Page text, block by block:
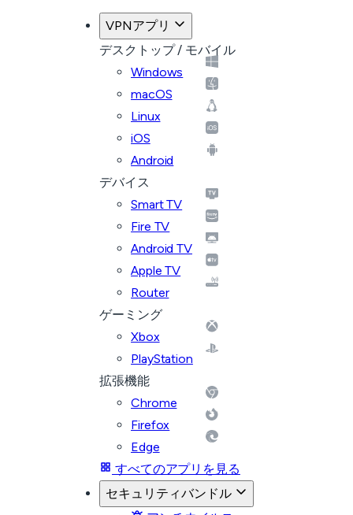
VPNアプリ
デスクトップ / モバイル
Windows
macOS
Linux
iOS
Android
デバイス
Smart TV
Fire TV
Android TV
Apple TV
Router
ゲーミング
Xbox
PlayStation
拡張機能
Chrome
Firefox
Edge
すべてのアプリを見る
セキュリティバンドル